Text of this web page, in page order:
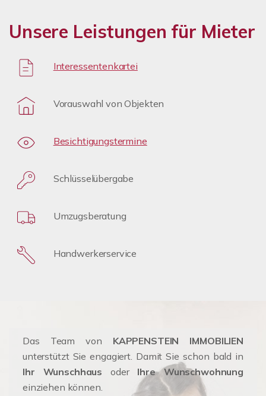
Unsere Leistungen für Mieter
Interessentenkartei
Vorauswahl von Objekten
Besichtigungstermine
Schlüsselübergabe
Umzugsberatung
Handwerkerservice
Das Team von KAPPENSTEIN IMMOBILIEN
unterstützt Sie engagiert. Damit Sie schon bald in
Ihr Wunschhaus oder Ihre Wunschwohnung
einziehen können.